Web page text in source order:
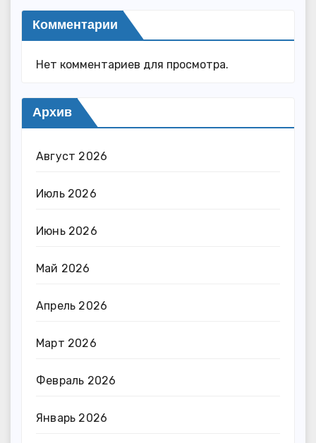
Комментарии
Нет комментариев для просмотра.
Архив
Август 2026
Июль 2026
Июнь 2026
Май 2026
Апрель 2026
Март 2026
Февраль 2026
Январь 2026